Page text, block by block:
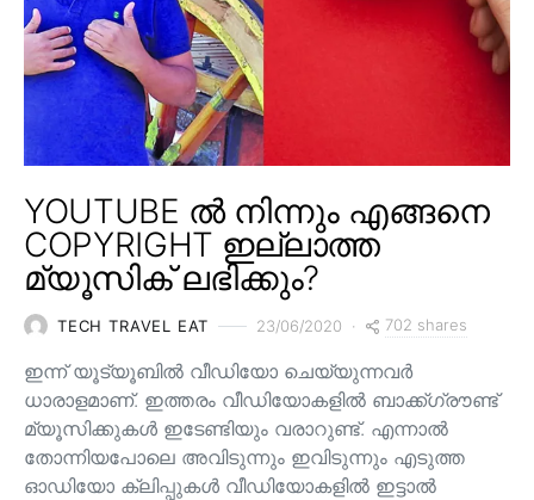
YOUTUBE ൽ നിന്നും എങ്ങനെ
COPYRIGHT ഇല്ലാത്ത
മ്യൂസിക് ലഭിക്കും?
TECH TRAVEL EAT 23/06/2020 702 shares
ഇന്ന് യൂട്യൂബിൽ വീഡിയോ ചെയ്യുന്നവർ
ധാരാളമാണ്. ഇത്തരം വീഡിയോകളിൽ ബാക്ക്ഗ്രൗണ്ട്
മ്യൂസിക്കുകൾ ഇടേണ്ടിയും വരാറുണ്ട്. എന്നാൽ
തോന്നിയപോലെ അവിടുന്നും ഇവിടുന്നും എടുത്ത
ഓഡിയോ ക്ലിപ്പുകൾ വീഡിയോകളിൽ ഇട്ടാൽ